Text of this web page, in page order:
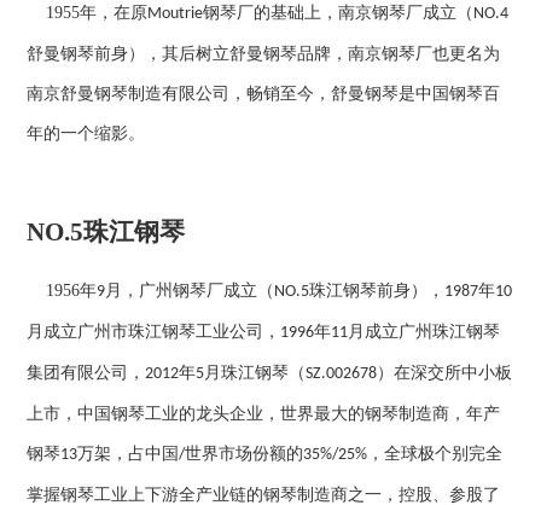
1955年，在原Moutrie钢琴厂的基础上，南京钢琴厂成立（ NO.4
舒曼钢琴前身），其后树立舒曼钢琴品牌，南京钢琴厂也更名为
南京舒曼钢琴制造有限公司，畅销至今，舒曼钢琴是中国钢琴百
年的一个缩影。
NO.5珠江钢琴
1956年9月，广州钢琴厂成立（ NO.5珠江钢琴前身）， 1987年10
月成立广州市珠江钢琴工业公司， 1996年11 月成立广州珠江钢琴
集团有限公司， 2012年5月珠江钢琴（SZ.002678）在深交所中小板
上市，中国钢琴工业的龙头企业，世界最大的钢琴制造商，年产
钢琴13万架，占中国/世界市场份额的35%/25%，全球极个别完全
掌握钢琴工业上下游全产业链的钢琴制造商之一，控股、参股了